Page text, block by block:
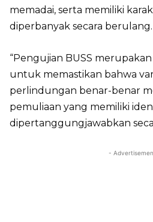
memadai, serta memiliki
diperbanyak secara berulang.
“Pengujian BUSS
untuk memastikan bahwa
perlindungan benar-benar
pemuliaan yang memiliki
dipertanggungjawabkan
-